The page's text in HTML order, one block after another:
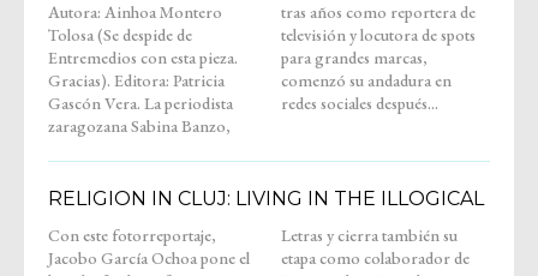
Autora: Ainhoa Montero
Tolosa (Se despide de
Entremedios con esta pieza.
Gracias). Editora: Patricia
Gascón Vera. La periodista
zaragozana Sabina Banzo,
tras años como reportera de
televisión y locutora de spots
para grandes marcas,
comenzó su andadura en
redes sociales después...
RELIGION IN CLUJ: LIVING IN THE ILLOGICAL
Con este fotorreportaje,
Jacobo García Ochoa pone el
Letras y cierra también su
etapa como colaborador de